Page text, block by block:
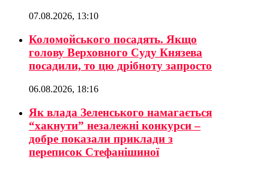
07.08.2026, 13:10
Коломойського посадять. Якщо
голову Верховного Суду Князева
посадили, то цю дрібноту запросто
06.08.2026, 18:16
Як влада Зеленського намагається
“хакнути” незалежні конкурси –
добре показали приклади з
переписок Стефанішиної